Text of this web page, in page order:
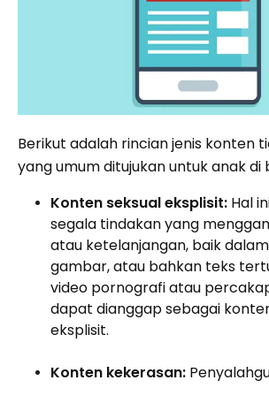
Berikut adalah rincian jenis konten
yang umum ditujukan untuk anak di
Konten seksual eksplisit: Hal
segala tindakan yang
atau ketelanjangan, baik
gambar, atau bahkan teks
video pornografi atau
dapat dianggap sebagai
eksplisit.
Konten kekerasan: